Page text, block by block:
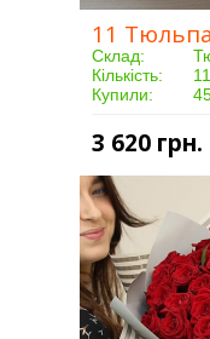
11
Склад:
Кількість:
Купили:
3 620 грн.